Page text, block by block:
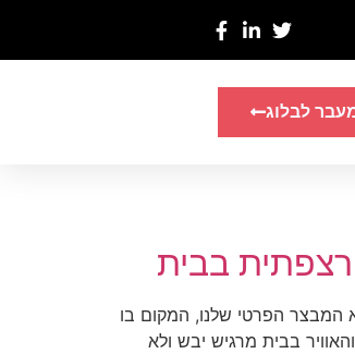
לבלוג
בבית
המבצר הפרטי שלנו, המקום בו
בבית מרגיש יבש ולא